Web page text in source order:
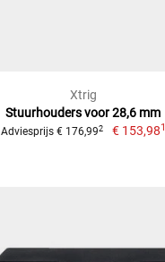
Xtrig
Stuurhouders voor 28,6 mm
Adviesprijs € 176,992 € 153,981